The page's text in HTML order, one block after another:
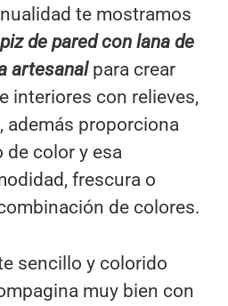
te mostramos
de pared con lana de
artesanal para crear
interiores con relieves,
además proporciona
de color y esa
frescura o
de colores.
sencillo y colorido
muy bien con